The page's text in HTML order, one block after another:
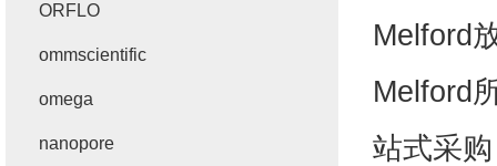
Melford
Melford
站式采
ORFLO
ommscientific
omega
nanopore